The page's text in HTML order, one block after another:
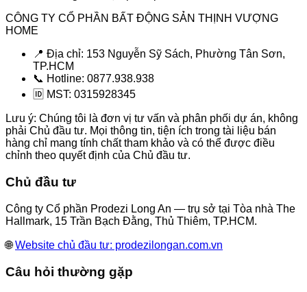
CÔNG TY CỔ PHẦN BẤT ĐỘNG SẢN THỊNH VƯỢNG
HOME
📍 Địa chỉ: 153 Nguyễn Sỹ Sách, Phường Tân Sơn,
TP.HCM
📞 Hotline: 0877.938.938
🆔 MST: 0315928345
Lưu ý: Chúng tôi là đơn vị tư vấn và phân phối dự án, không
phải Chủ đầu tư. Mọi thông tin, tiện ích trong tài liệu bán
hàng chỉ mang tính chất tham khảo và có thể được điều
chỉnh theo quyết định của Chủ đầu tư.
Chủ đầu tư
Công ty Cổ phần Prodezi Long An — trụ sở tại Tòa nhà The
Hallmark, 15 Trần Bạch Đằng, Thủ Thiêm, TP.HCM.
🌐Website chủ đầu tư: prodezilongan.com.vn
Câu hỏi thường gặp